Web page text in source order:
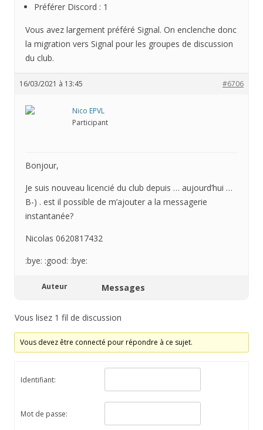
Préférer Discord : 1
Vous avez largement préféré Signal. On enclenche donc
la migration vers Signal pour les groupes de discussion
du club.
16/03/2021 à 13:45 #6706
Nico EPVL
Participant
Bonjour,
Je suis nouveau licencié du club depuis … aujourd’hui …
B-) . est il possible de m’ajouter a la messagerie
instantanée?
Nicolas 0620817432
:bye: :good: :bye:
Auteur Messages
Vous lisez 1 fil de discussion
Vous devez être connecté pour répondre à ce sujet.
Identifiant:
Mot de passe: